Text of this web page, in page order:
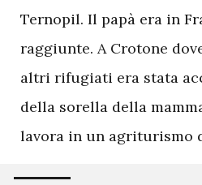
Ternopil. Il papà era in
raggiunte. A Crotone
altri rifugiati era stata
della sorella della
lavora in un agriturismo